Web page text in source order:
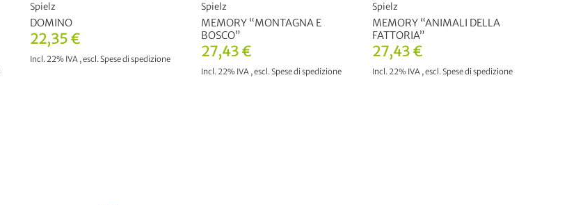
22,35 €
Incl. 22% IVA ,escl.Spese di spedizione
Spielz
DOMINO
27,43 €
Incl. 22% IVA ,escl.Spese di spedizione
Spielz
MEMORY “MONTAGNA E
BOSCO”
27,43 €
Incl. 22% IVA ,escl.Spese di spedizione
Spielz
MEMORY “ANIMALI DELLA
FATTORIA”